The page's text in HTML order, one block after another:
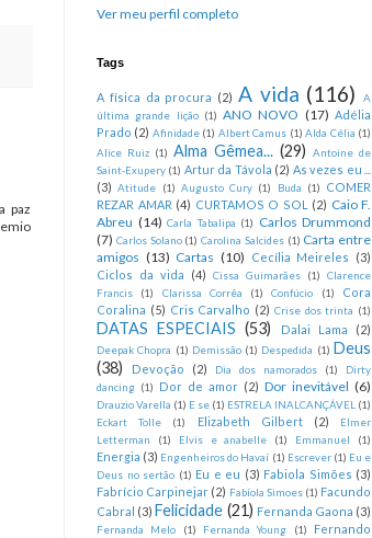
paz
Ver meu perfil completo
Tags
A física da procura (2) A vida (116)
A
última grande lição (1) ANO NOVO (17) Adélia
Prado (2) Afinidade (1) Albert Camus (1) Alda Célia (1)
Alice Ruiz (1) Alma Gêmea... (29)
Antoine de
Saint-Exupery (1) Artur da Távola (2) As vezes eu ...
(3) Atitude (1) Augusto Cury (1) Buda (1)
COMER
REZAR AMAR (4) CURTAMOS O SOL (2) Caio F.
Abreu (14) Carla Tabalipa (1)
Carlos Drummond
(7) Carlos Solano (1) Carolina Salcides (1) Carta entre
amigos (13) Cartas (10) Cecília Meireles
(3)
Ciclos da vida
(4) Cissa Guimarães (1)
Clarence
Francis
(1) Clarissa Corrêa (1) Confúcio (1)
Cora
Coralina (5) Cris Carvalho (2) Crise dos trinta (1)
DATAS ESPECIAIS (53) Dalai Lama (2)
Deepak Chopra (1) Demissão (1) Despedida (1) Deus
(38)
Devoção (2) Dia dos namorados (1)
Dirty
dancing (1) Dor de amor (2) Dor inevitável (6)
Drauzio Varella (1) E se (1) ESTRELA INALCANÇÁVEL (1)
Eckart Tolle
(1) Elizabeth Gilbert (2)
Elmer
Letterman
(1) Elvis e anabelle (1) Emmanuel (1)
Energia (3) Engenheiros do Havaí (1) Escrever (1) Eu e
Deus no sertão (1) Eu e eu (3) Fabiola Simões (3)
Fabrício Carpinejar (2) Fabíola Simoes (1) Facundo
Cabral (3) Felicidade (21) Fernanda Gaona (3)
Fernanda Melo (1) Fernanda Young (1)
Fernando